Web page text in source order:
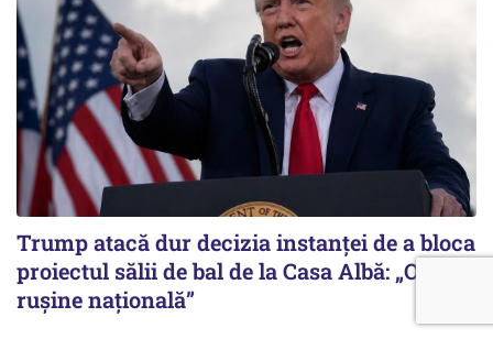
Trump atacă dur decizia instanţei de a bloca
proiectul sălii de bal de la Casa Albă: „O
ruşine naţională”